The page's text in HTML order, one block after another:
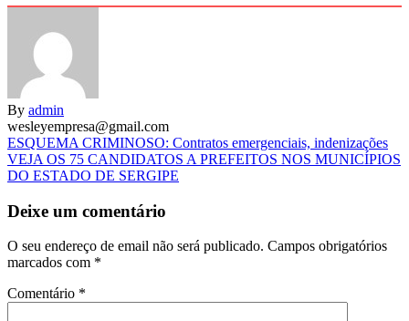
By admin
wesleyempresa@gmail.com
Navegação
de
ESQUEMA CRIMINOSO: Contratos emergenciais, indenizações
VEJA OS 75 CANDIDATOS A PREFEITOS NOS MUNICÍPIOS
DO ESTADO DE SERGIPE
Deixe um comentário
O seu endereço de email não será publicado. Campos obrigatórios
marcados com *
Comentário *